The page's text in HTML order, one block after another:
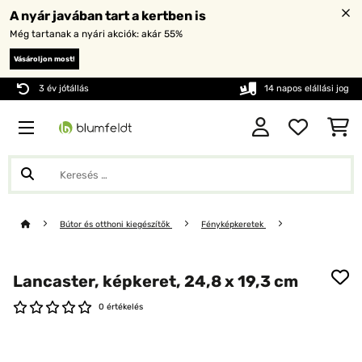
A nyár javában tart a kertben is
Még tartanak a nyári akciók: akár 55%
Vásároljon most!
3 év jótállás 14 napos elállási jog
Bútor és otthoni kiegészítők Fényképkeretek
Lancaster, képkeret, 24,8 x 19,3 cm
0 értékelés